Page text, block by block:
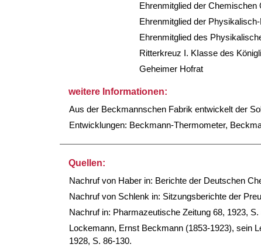
Ehrenmitglied der Chemischen
Ehrenmitglied der
Ehrenmitglied des
Ritterkreuz I. KIasse des
Geheimer Hofrat
weitere Informationen:
Aus der Beckmannschen Fabrik entwickelt der
Entwicklungen: Beckmann-Thermometer,
Quellen:
Nachruf von Haber in: Berichte der Deutschen
Nachruf von Schlenk in: Sitzungsberichte der
Nachruf in: Pharmazeutische Zeitung 68, 1923, S.
Lockemann, Ernst Beckmann (1853-1923), sein
1928, S. 86-130.